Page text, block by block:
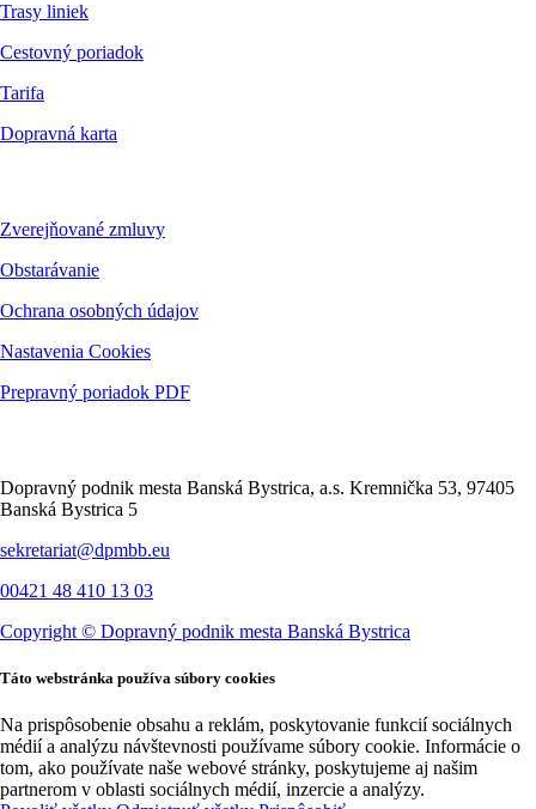
Trasy liniek
Cestovný poriadok
Tarifa
Dopravná karta
Zverejňované zmluvy
Obstarávanie
Ochrana osobných údajov
Nastavenia Cookies
Prepravný poriadok PDF
Dopravný podnik mesta Banská Bystrica, a.s. Kremnička 53, 97405
Banská Bystrica 5
sekretariat@dpmbb.eu
00421 48 410 13 03
Copyright © Dopravný podnik mesta Banská Bystrica
Táto webstránka používa súbory cookies
Na prispôsobenie obsahu a reklám, poskytovanie funkcií sociálnych
médií a analýzu návštevnosti používame súbory cookie. Informácie o
tom, ako používate naše webové stránky, poskytujeme aj našim
partnerom v oblasti sociálnych médií, inzercie a analýzy.